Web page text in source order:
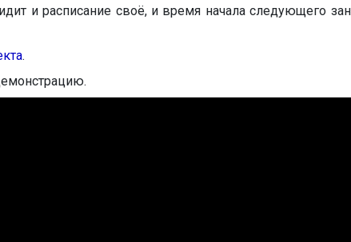
и расписание своё, и время начала следующего
.